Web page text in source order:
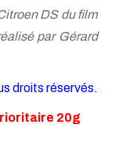
DS du film
par Gérard
droits réservés.
20g